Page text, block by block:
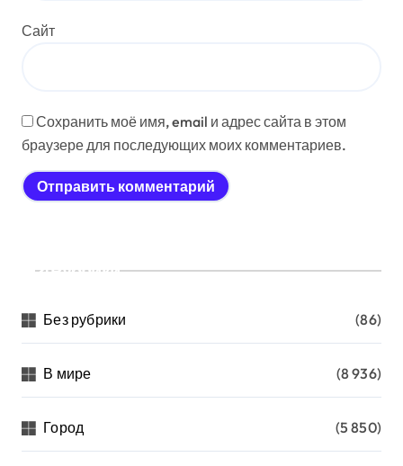
Сайт
Сохранить моё имя, email и адрес сайта в этом
браузере для последующих моих комментариев.
Рубрики
Без рубрики (86)
В мире (8 936)
Город (5 850)